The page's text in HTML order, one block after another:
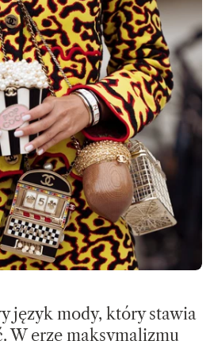
język mody, który stawia
W erze maksymalizmu